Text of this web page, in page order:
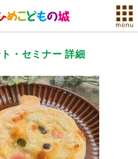
・セミナー 詳細